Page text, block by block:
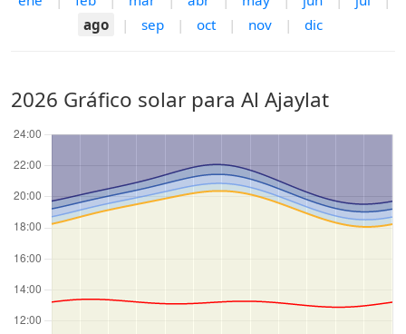
ago
| sep | oct | nov | dic
2026 Gráfico solar para Al Ajaylat